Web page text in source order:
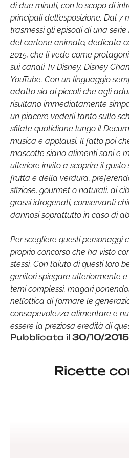
di due minuti, con lo scopo di
principali dell’esposizione. Dal 7
trasmessi gli episodi di una
del cartone animato, dedicata
2015, che li vede come
sui canali Tv Disney, Disney
YouTube. Con un linguaggio
adatto sia ai piccoli che agli
risultano immediatamente
un piacere vederli tanto sullo
sfilate quotidiane lungo il
musica e applausi. Il fatto poi
mascotte siano alimenti sani e
ulteriore invito a scoprire il
frutta e della verdura,
sfiziose, gourmet o naturali, ai
grassi idrogenati, conservanti
dannosi soprattutto in caso di
Per scegliere questi personaggi
proprio concorso che ha visto
stessi. Con l’aiuto di questi loro
genitori spiegare ulteriormente
temi complessi, magari
nell’ottica di formare le
consapevolezza alimentare e
essere la preziosa eredità di
Pubblicata il 30/10/2015
Ricette